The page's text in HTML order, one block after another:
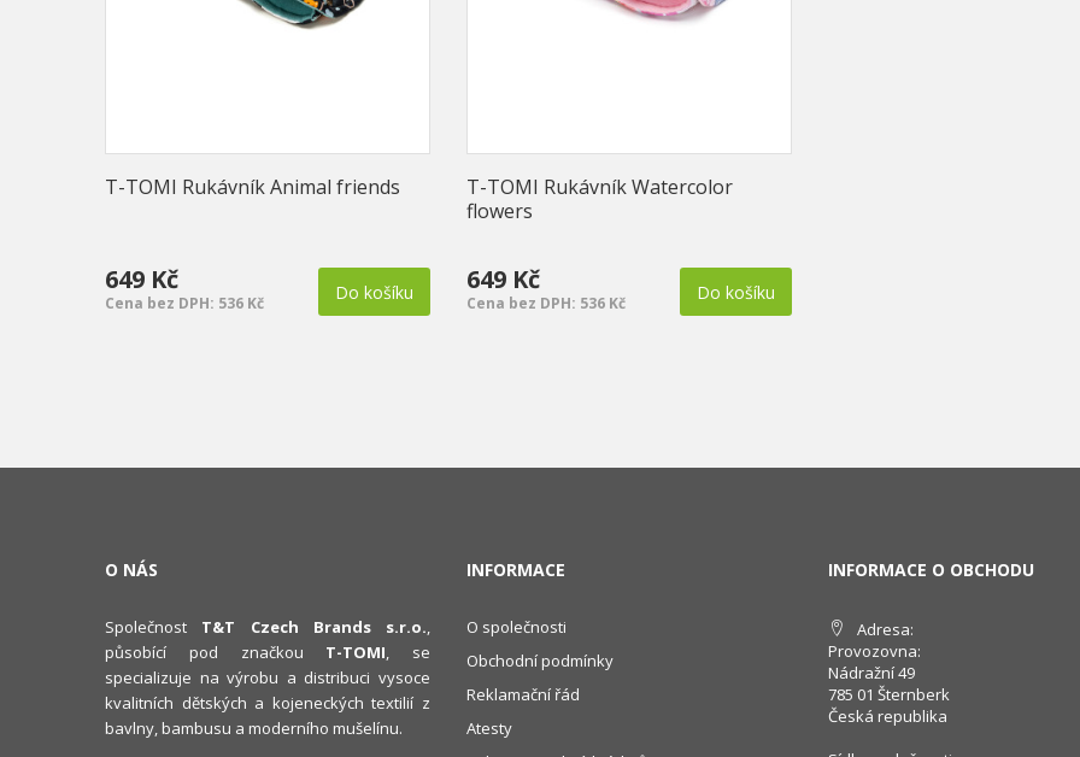
T-TOMI Rukávník Animal friends
649 Kč
Cena bez DPH: 536 Kč Do košíku
T-TOMI Rukávník Watercolor
flowers
649 Kč
Cena bez DPH: 536 Kč Do košíku
O NÁS
Společnost T&T Czech Brands s.r.o.,
působící pod značkou T-TOMI, se
specializuje na výrobu a distribuci vysoce
kvalitních dětských a kojeneckých textilií z
bavlny, bambusu a moderního mušelínu.
INFORMACE
O společnosti
Obchodní podmínky
Reklamační řád
Atesty
INFORMACE O OBCHODU
Adresa:
Provozovna:
Nádražní 49
785 01 Šternberk
Česká republika